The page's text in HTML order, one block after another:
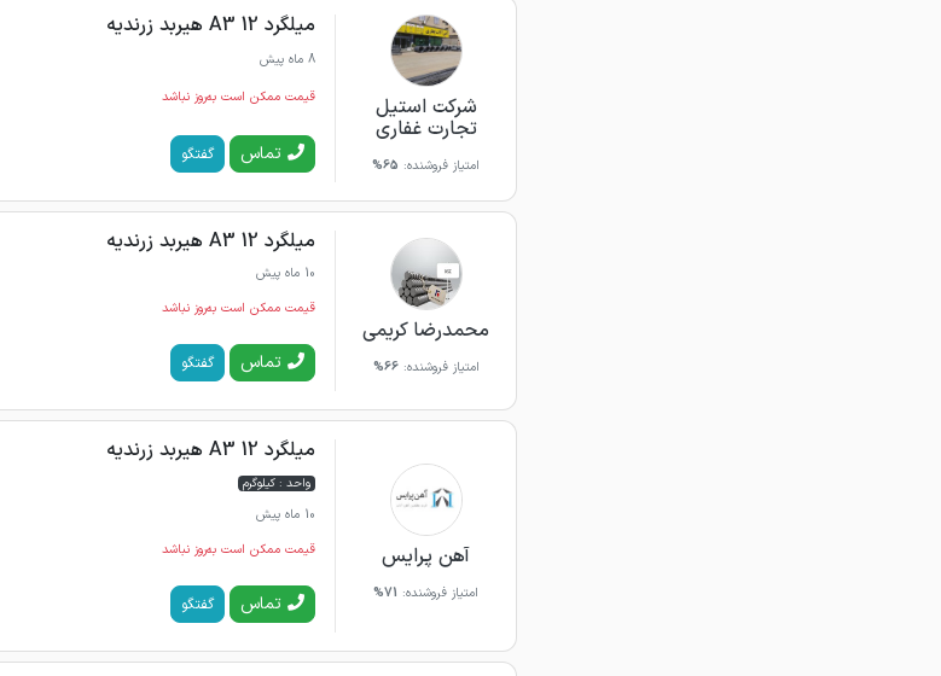
شرکت استیل
تجارت غفاری
امتیاز فروشنده: 65%
میلگرد 12 A3 هیربد زرندیه
8 ماه پیش
قیمت ممکن است به‌روز نباشد
تماس گفتگو
محمدرضا کریمی
امتیاز فروشنده:66%
میلگرد 12 A3 هیربد زرندیه
10 ماه پیش
قیمت ممکن است به‌روز نباشد
تماس گفتگو
آهن پرایس
امتیاز فروشنده: 71%
میلگرد 12 A3 هیربد زرندیه
واحد : کیلوگرم
10 ماه پیش
قیمت ممکن است به‌روز نباشد
تماس گفتگو